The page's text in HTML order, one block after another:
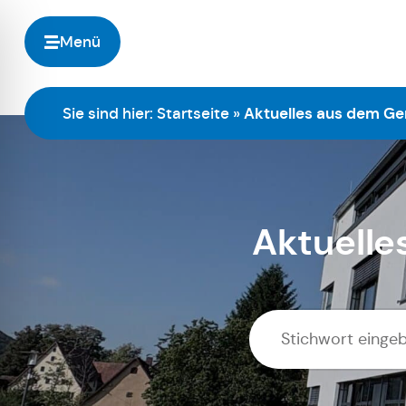
Menü
Sie sind hier: Startseite »Aktuelles aus dem